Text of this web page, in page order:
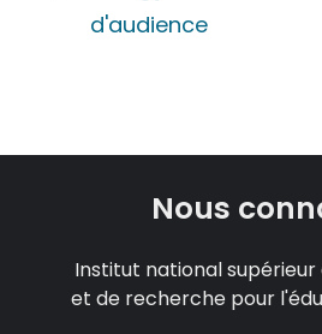
d'audience
Nous
Institut national
et de recherche pour